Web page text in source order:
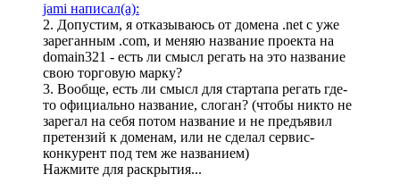
jami написал(а):
2. Допустим, я отказываюсь от домена .net с уже
зареганным .com, и меняю название проекта на
domain321 - есть ли смысл регать на это название
свою торговую марку?
3. Вообще, есть ли смысл для стартапа регать где-
то официально название, слоган? (чтобы никто не
зарегал на себя потом название и не предъявил
претензий к доменам, или не сделал сервис-
конкурент под тем же названием)
Нажмите для раскрытия...